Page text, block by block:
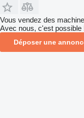
Vous vendez des
Avec nous, c'est possible
Déposer une